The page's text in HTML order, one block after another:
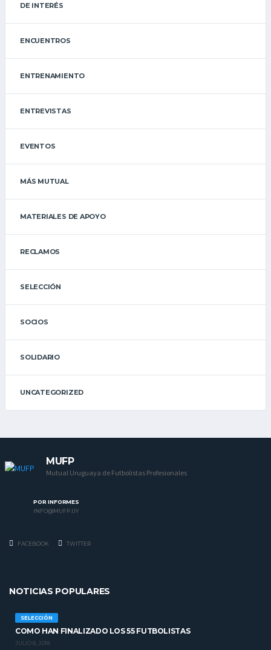
DE INTERÉS
ENCUENTROS
ENTRENAMIENTO
ENTREVISTAS
EVENTOS
MÁS MUTUAL
MATERIALES DE APOYO
RECLAMOS
SELECCIÓN
SOCIOS
SOLIDARIO
UNCATEGORIZED
MUFP
Mutual Uruguaya de Futbolistas Profesionales
POR INFORMES
INFO@MUFP.UY
FACEBOOK TWITTER
NOTICIAS POPULARES
SELECCIÓN
COMO HAN FINALIZADO LOS 55 FUTBOLISTAS
JULIO 8, 2018